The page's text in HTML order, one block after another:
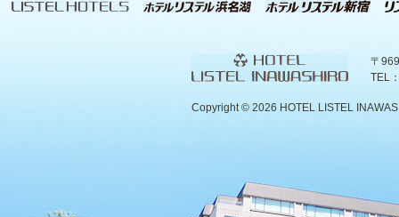
〒
TEL
Copyright © 2026 HOTEL LISTEL